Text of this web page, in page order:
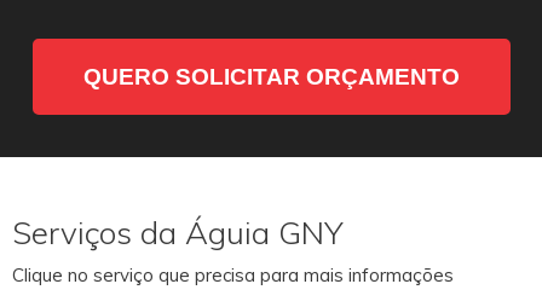
QUERO SOLICITAR ORÇAMENTO
Serviços da Águia GNY
Clique no serviço que precisa para mais informações